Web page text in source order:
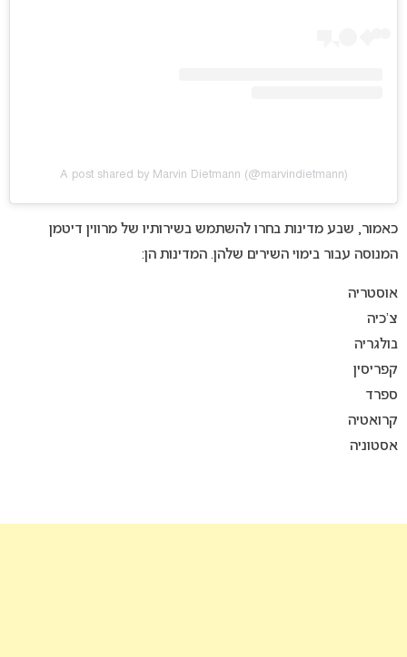
A post shared by Marvin Dietmann (@marvindietmann)
כאמור, שבע מדינות בחרו להשתמש בשירותיו של מרווין דיטמן
המנוסה עבור בימוי השירים שלהן. המדינות הן:
אוסטריה
צ’כיה
בולגריה
קפריסין
ספרד
קרואטיה
אסטוניה